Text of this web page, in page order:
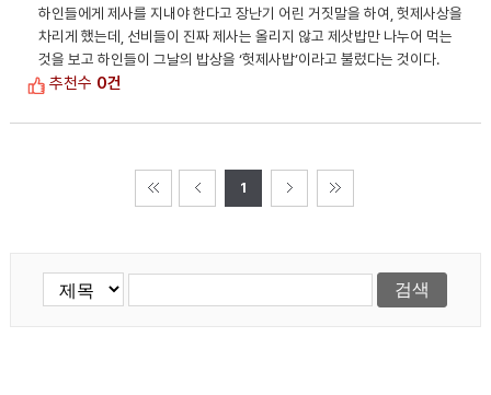
하인들에게 제사를 지내야 한다고 장난기 어린 거짓말을 하여, 헛제사상을
차리게 했는데, 선비들이 진짜 제사는 올리지 않고 제삿밥만 나누어 먹는
것을 보고 하인들이 그날의 밥상을 ‘헛제사밥’이라고 불렀다는 것이다.
추천수 0건
1